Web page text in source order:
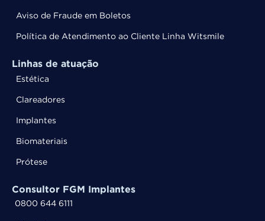
Aviso de Fraude em Boletos
Política de Atendimento ao Cliente Linha Witsmile
Linhas de atuação
Estética
Clareadores
Implantes
Biomateriais
Prótese
Consultor FGM Implantes
0800 644 6111